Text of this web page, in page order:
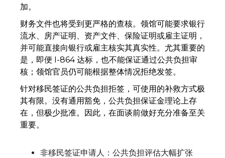
加。
财务文件也将受到更严格的查核。领馆可能要求银行
流水、房产证明、资产文件、保险证明或雇主证明，
并可能直接向银行或雇主核实其真实性。尤其重要的
是，即便 I-864 达标，也不能保证通过公共负担审
核；领馆官员仍可能根据整体情况拒绝发签。
针对移民签证的公共负担拒签，可使用的补救方式极
其有限。没有通用豁免，公共负担保证金理论上存
在，但极少批准。因此，在面谈前做好充分准备至关
重要。
非移民签证申请人：公共负担评估大幅扩张